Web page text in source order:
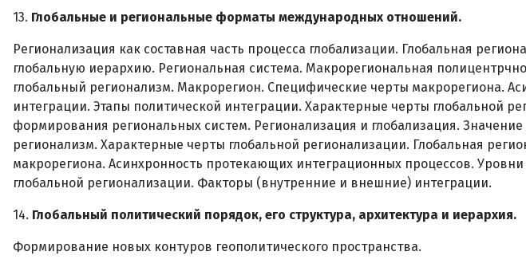
13. Глобальные и региональные форматы международных отношений.
Регионализация как составная часть процесса глобализации. Глобальная
глобальную иерархию. Региональная система. Макрорегиональная
глобальный регионализм. Макрорегион. Специфические черты макрорегиона.
интеграции. Этапы политической интеграции. Характерные черты глобальной
формирования региональных систем. Регионализация и глобализация.
регионализм. Характерные черты глобальной регионализации. Глобальная
макрорегиона. Асинхронность протекающих интеграционных процессов.
глобальной регионализации. Факторы (внутренние и внешние) интеграции.
14. Глобальный политический порядок, его структура, архитектура и иерархия.
Формирование новых контуров геополитического пространства.